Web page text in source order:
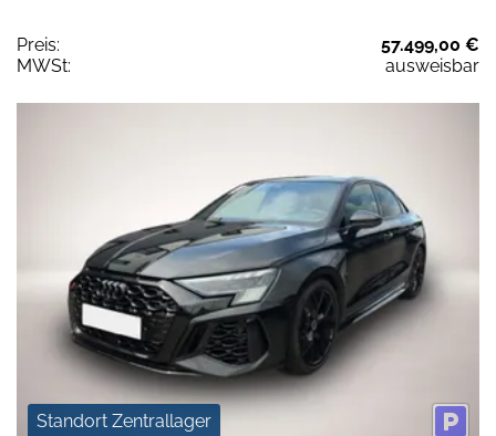
Preis:
57.499,00 €
MWSt:
ausweisbar
Standort Zentrallager